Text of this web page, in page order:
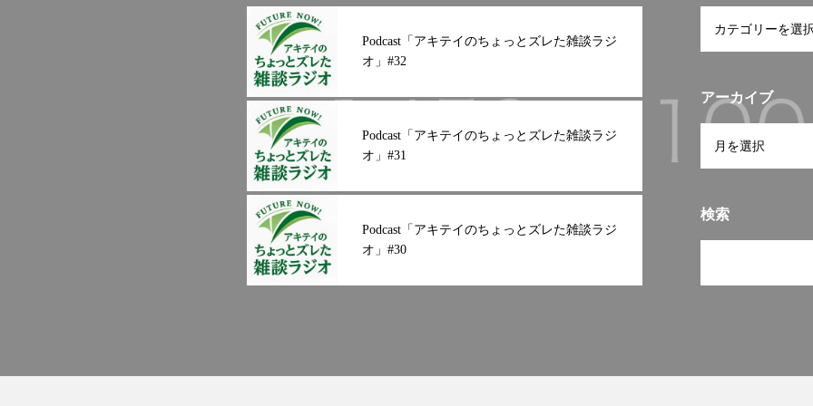
Podcast「アキテイのちょっとズレた雑談ラジ
オ」#32
Podcast「アキテイのちょっとズレた雑談ラジ
オ」#31
Podcast「アキテイのちょっとズレた雑談ラジ
オ」#30
アーカイブ
検索